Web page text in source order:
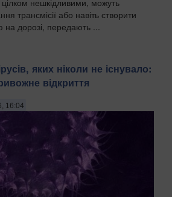
цілком нешкідливими, можуть
трансмісії або навіть створити
на дорозі, передають ...
яких ніколи не існувало:
відкриття
16:04